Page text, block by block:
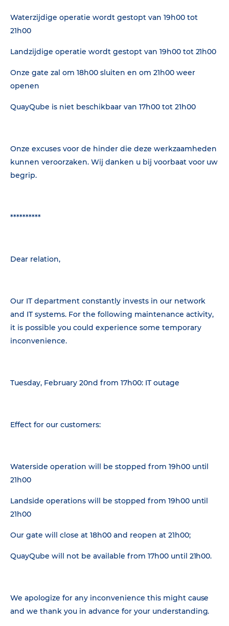
Waterzijdige operatie wordt gestopt van 19h00 tot
21h00
Landzijdige operatie wordt gestopt van 19h00 tot 21h00
Onze gate zal om 18h00 sluiten en om 21h00 weer
openen
QuayQube is niet beschikbaar van 17h00 tot 21h00
Onze excuses voor de hinder die deze werkzaamheden
kunnen veroorzaken. Wij danken u bij voorbaat voor uw
begrip.
**********
Dear relation,
Our IT department constantly invests in our network
and IT systems. For the following maintenance activity,
it is possible you could experience some temporary
inconvenience.
Tuesday, February 20nd from 17h00: IT outage
Effect for our customers:
Waterside operation will be stopped from 19h00 until
21h00
Landside operations will be stopped from 19h00 until
21h00
Our gate will close at 18h00 and reopen at 21h00;
QuayQube will not be available from 17h00 until 21h00.
We apologize for any inconvenience this might cause
and we thank you in advance for your understanding.